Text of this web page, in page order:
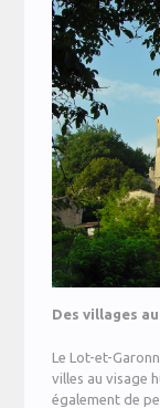
Des villages
Le Lot-et-
villes au visage
également de